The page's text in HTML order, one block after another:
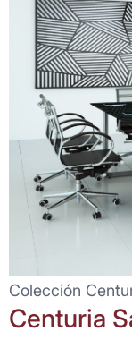
Colección
Centuria